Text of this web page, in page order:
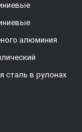
алюминия
сталь в рулонах